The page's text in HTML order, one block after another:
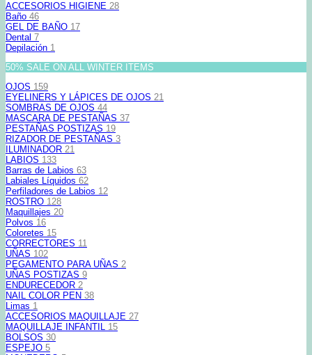
ACCESORIOS HIGIENE 28
Baño 46
GEL DE BAÑO 17
Dental 7
Depilación 1
50% SALE ON ALL WINTER ITEMS
OJOS 159
EYELINERS Y LÁPICES DE OJOS 21
SOMBRAS DE OJOS 44
MASCARA DE PESTAÑAS 37
PESTAÑAS POSTIZAS 19
RIZADOR DE PESTAÑAS 3
ILUMINADOR 21
LABIOS 133
Barras de Labios 63
Labiales Líquidos 62
Perfiladores de Labios 12
ROSTRO 128
Maquillajes 20
Polvos 16
Coloretes 15
CORRECTORES 11
UÑAS 102
PEGAMENTO PARA UÑAS 2
UÑAS POSTIZAS 9
ENDURECEDOR 2
NAIL COLOR PEN 38
Limas 1
ACCESORIOS MAQUILLAJE 27
MAQUILLAJE INFANTIL 15
BOLSOS 30
ESPEJO 5